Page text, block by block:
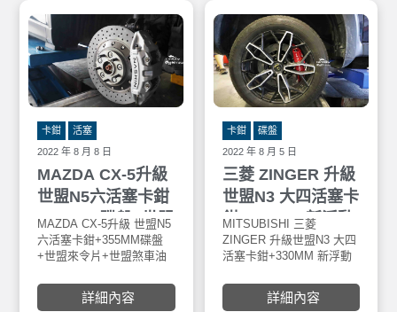
達1000度以上
一般材料50%。
作溫度更 可達900度C，具
0.002超高水準煞車面研磨
及高速平衡之優良產品
MAZDA CX-5升級
世盟N5六活塞卡鉗
+355MM碟盤+世盟
來令片+世盟煞車油
+GOODRIDGE金
屬油管
2022 年 8 月 8 日
卡鉗 活塞
MAZDA CX-5升級 世盟N5
六活塞卡鉗+355MM碟盤
+世盟來令片+世盟煞車油
安裝於車寶貝汽車百貨大
里店。世盟 Nashin碟盤均
詳細內容
三菱 ZINGER 升級
世盟N3 大四活塞卡
鉗+330MM 新浮動
碟
2022 年 8 月 5 日
卡鉗 碟盤
MITSUBISHI 三菱
ZINGER 升級世盟N3 大四
活塞卡鉗+330MM 新浮動
貨大里店，世盟 Nashin 特
色：碟盤均採用鎳合金FC-
詳細內容